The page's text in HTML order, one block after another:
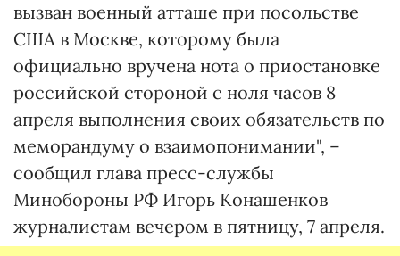
вызван военный атташе при посольстве
США в Москве, которому была
официально вручена нота о приостановке
российской стороной с ноля часов 8
апреля выполнения своих обязательств по
меморандуму о взаимопонимании", –
сообщил глава пресс-службы
Минобороны РФ Игорь Конашенков
журналистам вечером в пятницу, 7 апреля.